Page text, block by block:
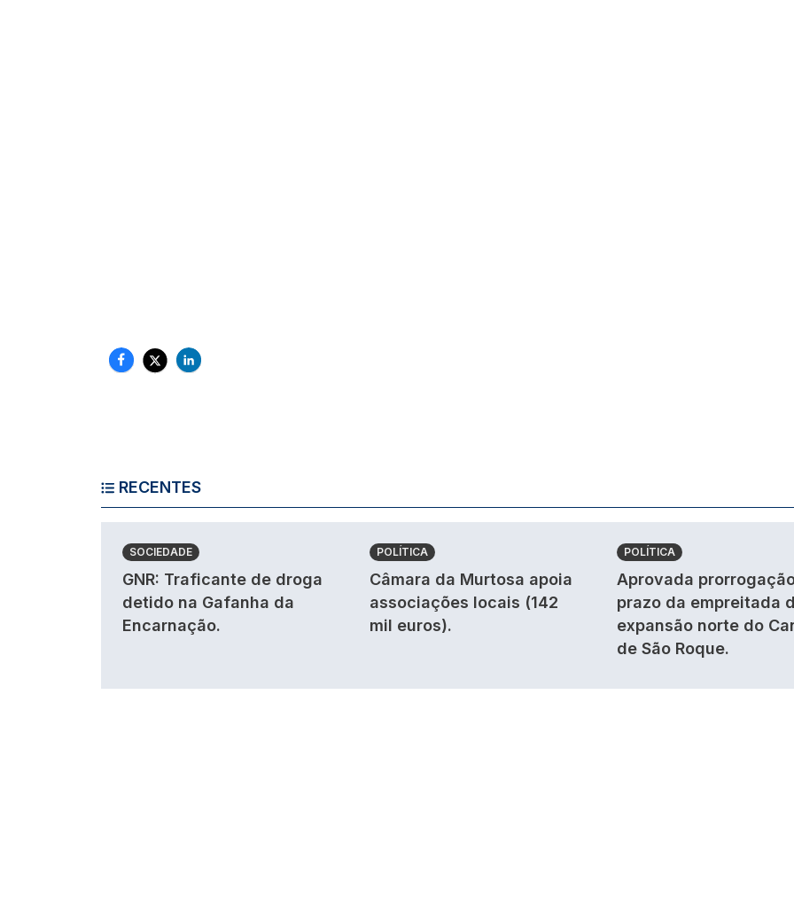
RECENTES
SOCIEDADE
GNR: Traficante de droga
detido na Gafanha da
Encarnação.
POLÍTICA
Câmara da Murtosa apoia
associações locais (142
mil euros).
POLÍTICA
Aprovada
prazo da empreitada
expansão norte do
de São Roque.